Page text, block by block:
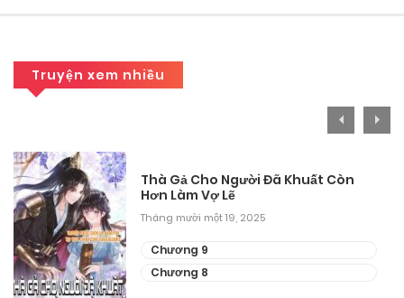
Tháng 9 27, 2025
Chương 197
Chương 196
Tháng 9 27, 2025
Chương 195
Tháng 9 27, 2025
Truyện xem nhiều
Thà Gả Cho Người Đã Khuất Còn
Hơn Làm Vợ Lẽ
Tháng mười một 19, 2025
Chương 9
Chương 8